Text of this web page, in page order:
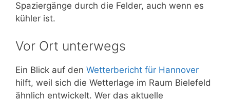
Spaziergänge durch die Felder, auch wenn es
kühler ist.
Vor Ort unterwegs
Ein Blick auf den Wetterbericht für Hannover
hilft, weil sich die Wetterlage im Raum Bielefeld
ähnlich entwickelt. Wer das aktuelle